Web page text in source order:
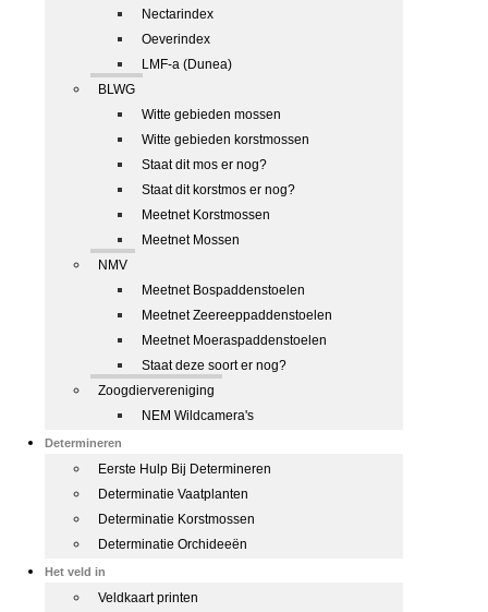
Nectarindex
Oeverindex
LMF-a (Dunea)
BLWG
Witte gebieden mossen
Witte gebieden korstmossen
Staat dit mos er nog?
Staat dit korstmos er nog?
Meetnet Korstmossen
Meetnet Mossen
NMV
Meetnet Bospaddenstoelen
Meetnet Zeereeppaddenstoelen
Meetnet Moeraspaddenstoelen
Staat deze soort er nog?
Zoogdiervereniging
NEM Wildcamera's
Determineren
Eerste Hulp Bij Determineren
Determinatie Vaatplanten
Determinatie Korstmossen
Determinatie Orchideeën
Het veld in
Veldkaart printen